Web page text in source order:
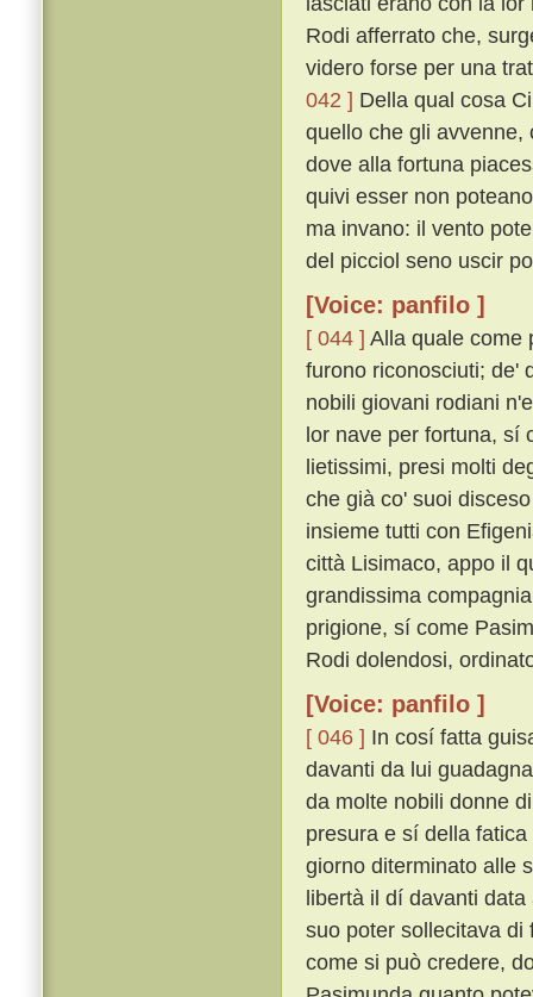
Rodi afferrato che,
videro forse per una
042 ] Della qual cosa
quello che gli avvenne,
dove alla fortuna
quivi esser non
ma invano: il vento
del picciol seno uscir
[Voice: panfilo ]
[ 044 ] Alla quale come
furono riconosciuti; de'
nobili giovani rodiani
lor nave per fortuna, sí
lietissimi, presi molti
che già co' suoi
insieme tutti con
città Lisimaco, appo il
grandissima
prigione, sí come
Rodi dolendosi,
[Voice: panfilo ]
[ 046 ] In cosí fatta
davanti da lui
da molte nobili donne
presura e sí della
giorno diterminato alle
libertà il dí davanti
suo poter sollecitava di
come si può credere,